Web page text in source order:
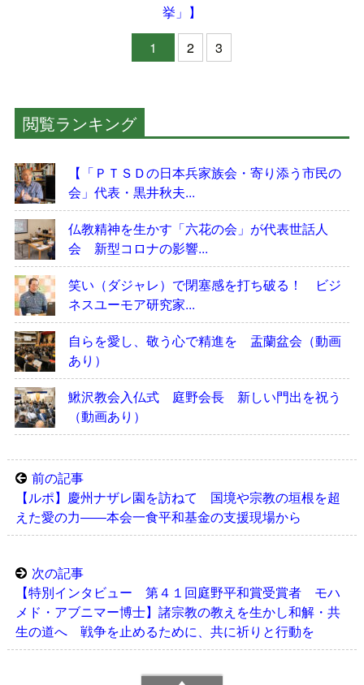
挙」】
1
2 3
閲覧ランキング
【「ＰＴＳＤの日本兵家族会・寄り添う市民の
会」代表・黒井秋夫...
仏教精神を生かす「六花の会」が代表世話人
会 新型コロナの影響...
笑い（ダジャレ）で閉塞感を打ち破る！ ビジ
ネスユーモア研究家...
自らを愛し、敬う心で精進を 盂蘭盆会（動画
あり）
鰍沢教会入仏式 庭野会長 新しい門出を祝う
（動画あり）
前の記事
【ルポ】慶州ナザレ園を訪ねて 国境や宗教の垣根を超
えた愛の力――本会一食平和基金の支援現場から
次の記事
【特別インタビュー 第４１回庭野平和賞受賞者 モハ
メド・アブニマー博士】諸宗教の教えを生かし和解・共
生の道へ 戦争を止めるために、共に祈りと行動を